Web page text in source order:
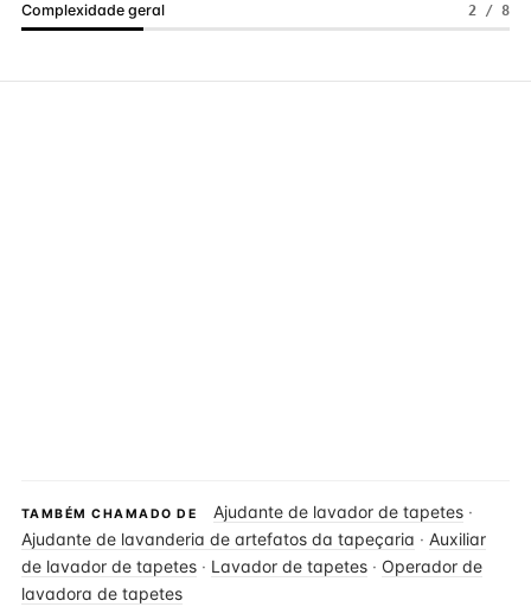
Complexidade geral 2 / 8
TAMBÉM CHAMADO DE Ajudante de lavador de tapetes ·
Ajudante de lavanderia de artefatos da tapeçaria · Auxiliar
de lavador de tapetes · Lavador de tapetes · Operador de
lavadora de tapetes